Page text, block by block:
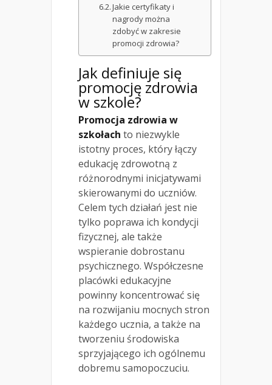
Jakie certyfikaty i
nagrody można
zdobyć w zakresie
promocji zdrowia?
Jak definiuje się
promocję zdrowia
w szkole?
Promocja zdrowia w
szkołach to niezwykle
istotny proces, który łączy
edukację zdrowotną z
różnorodnymi inicjatywami
skierowanymi do uczniów.
Celem tych działań jest nie
tylko poprawa ich kondycji
fizycznej, ale także
wspieranie dobrostanu
psychicznego. Współczesne
placówki edukacyjne
powinny koncentrować się
na rozwijaniu mocnych stron
każdego ucznia, a także na
tworzeniu środowiska
sprzyjającego ich ogólnemu
dobremu samopoczuciu.